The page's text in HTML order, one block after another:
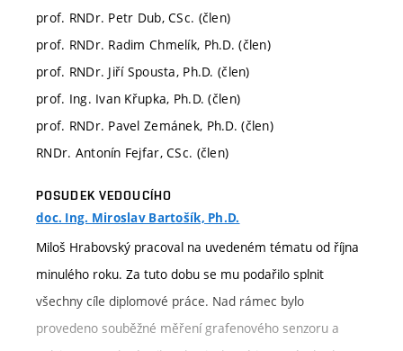
prof. RNDr. Petr Dub, CSc. (člen)
prof. RNDr. Radim Chmelík, Ph.D. (člen)
prof. RNDr. Jiří Spousta, Ph.D. (člen)
prof. Ing. Ivan Křupka, Ph.D. (člen)
prof. RNDr. Pavel Zemánek, Ph.D. (člen)
RNDr. Antonín Fejfar, CSc. (člen)
POSUDEK VEDOUCÍHO
doc. Ing. Miroslav Bartošík, Ph.D.
Miloš Hrabovský pracoval na uvedeném tématu od října
minulého roku. Za tuto dobu se mu podařilo splnit
všechny cíle diplomové práce. Nad rámec bylo
provedeno souběžné měření grafenového senzoru a